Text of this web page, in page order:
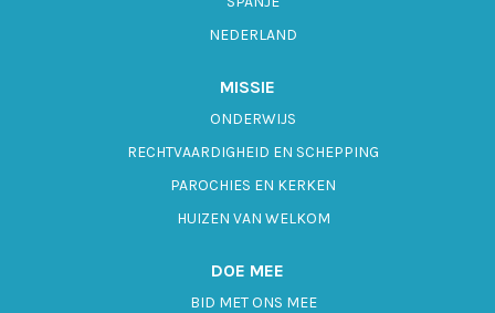
NEDERLAND
MISSIE
ONDERWIJS
RECHTVAARDIGHEID EN SCHEPPING
PAROCHIES EN KERKEN
HUIZEN VAN WELKOM
DOE MEE
BID MET ONS MEE